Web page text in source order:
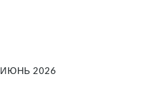
ИЮНЬ 2026